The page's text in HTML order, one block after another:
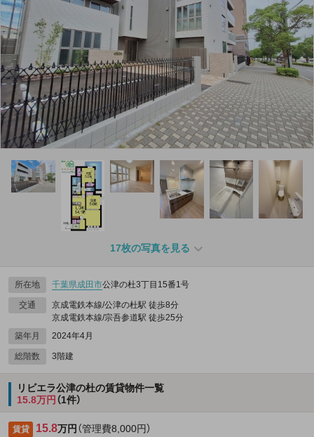
17枚の写真を見る
所在地 千葉県成田市公津の杜3丁目15番1号
交通
京成電鉄本線/公津の杜駅 徒歩8分
京成電鉄本線/宗吾参道駅 徒歩25分
築年月
2024年4月
総階数 3階建
リビエラ公津の杜の賃貸物件一覧
15.8万円 （1件）
賃貸 15.8万円 （管理費8,000円）